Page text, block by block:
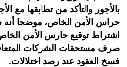
بالأجور والتأكد من تطابقها مع
حراس الأمن الخاص، موضحا أنه
اشتراط توقيع حارس الأمن
صرف مستحقات الشركات
فسخ العقود عند رصد اختلالات.